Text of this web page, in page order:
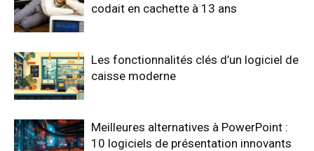
codait en cachette à 13 ans
Les fonctionnalités clés d’un logiciel de
caisse moderne
Meilleures alternatives à PowerPoint :
10 logiciels de présentation innovants